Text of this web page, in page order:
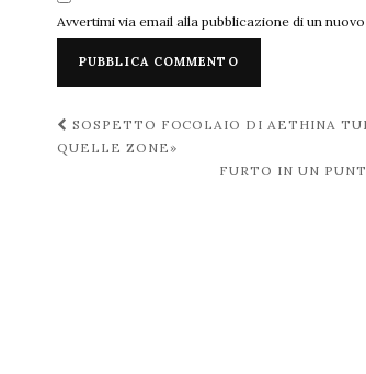
Avvertimi via email alla pubblicazione di un
Navigazione
post
SOSPETTO FOCOLAIO DI AETHINA
QUELLE ZONE»
FURTO IN UN